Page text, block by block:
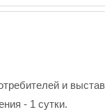
и
- 1 сутки.